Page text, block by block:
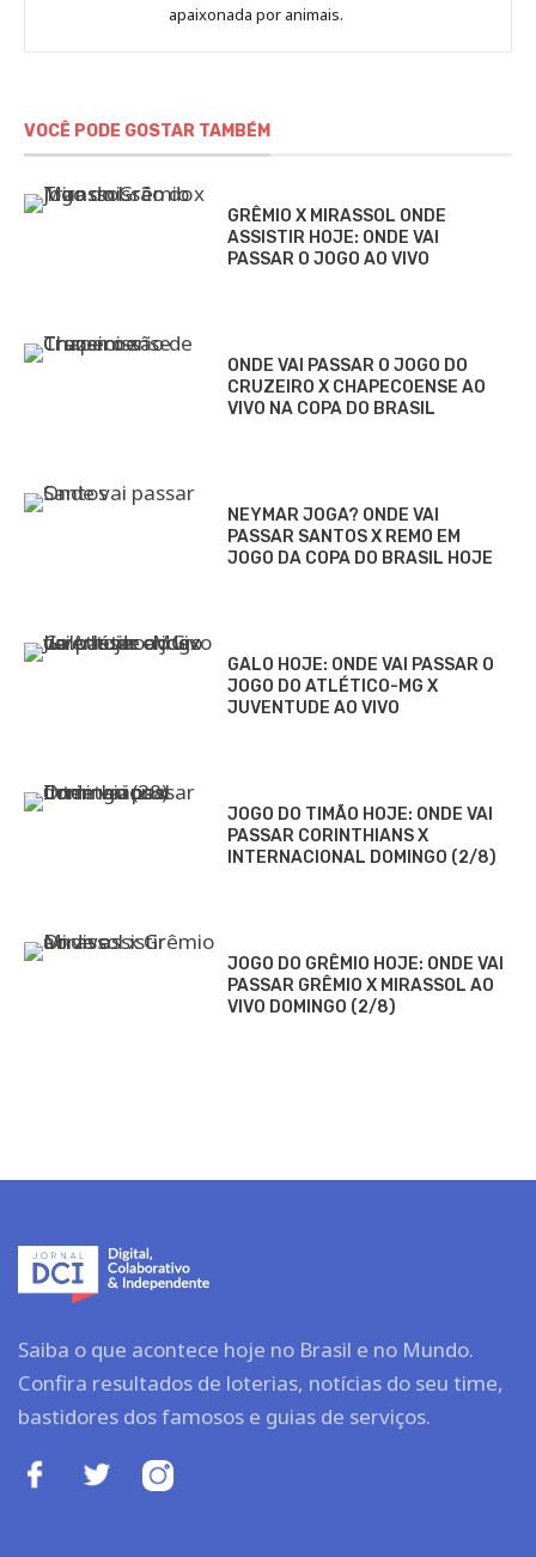
Fabbri
apaixonada por animais.
VOCÊ PODE GOSTAR TAMBÉM
GRÊMIO X MIRASSOL ONDE
ASSISTIR HOJE: ONDE VAI
PASSAR O JOGO AO VIVO
ONDE VAI PASSAR O JOGO DO
CRUZEIRO X CHAPECOENSE AO
VIVO NA COPA DO BRASIL
NEYMAR JOGA? ONDE VAI
PASSAR SANTOS X REMO EM
JOGO DA COPA DO BRASIL HOJE
GALO HOJE: ONDE VAI PASSAR O
JOGO DO ATLÉTICO-MG X
JUVENTUDE AO VIVO
JOGO DO TIMÃO HOJE: ONDE VAI
PASSAR CORINTHIANS X
INTERNACIONAL DOMINGO (2/8)
JOGO DO GRÊMIO HOJE: ONDE VAI
PASSAR GRÊMIO X MIRASSOL AO
VIVO DOMINGO (2/8)
Saiba o que acontece hoje no Brasil e no Mundo.
Confira resultados de loterias, notícias do seu time,
bastidores dos famosos e guias de serviços.